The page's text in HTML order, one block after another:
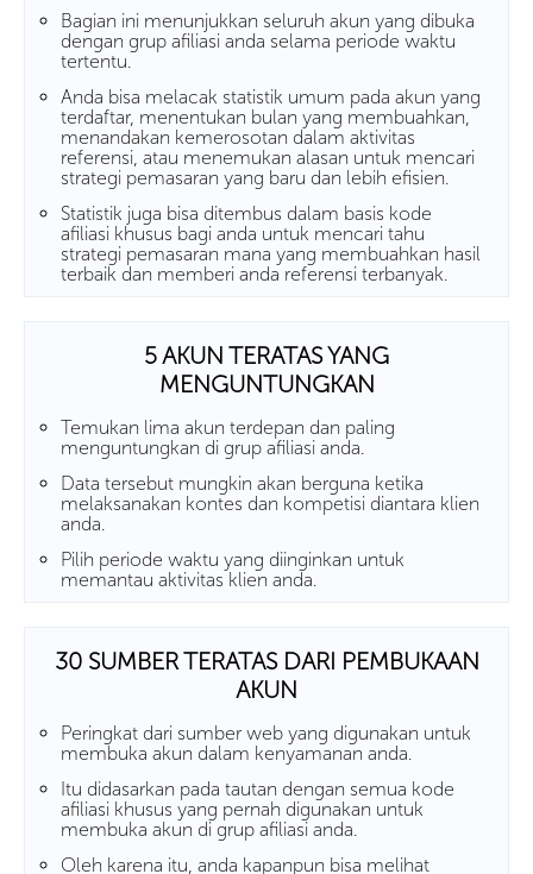
Bagian ini menunjukkan seluruh akun yang dibuka
dengan grup afiliasi anda selama periode waktu
tertentu.
Anda bisa melacak statistik umum pada akun yang
terdaftar, menentukan bulan yang membuahkan,
menandakan kemerosotan dalam aktivitas
referensi, atau menemukan alasan untuk mencari
strategi pemasaran yang baru dan lebih efisien.
Statistik juga bisa ditembus dalam basis kode
afiliasi khusus bagi anda untuk mencari tahu
strategi pemasaran mana yang membuahkan hasil
terbaik dan memberi anda referensi terbanyak.
5 AKUN TERATAS YANG
MENGUNTUNGKAN
Temukan lima akun terdepan dan paling
menguntungkan di grup afiliasi anda.
Data tersebut mungkin akan berguna ketika
melaksanakan kontes dan kompetisi diantara klien
anda.
Pilih periode waktu yang diinginkan untuk
memantau aktivitas klien anda.
30 SUMBER TERATAS DARI PEMBUKAAN
AKUN
Peringkat dari sumber web yang digunakan untuk
membuka akun dalam kenyamanan anda.
Itu didasarkan pada tautan dengan semua kode
afiliasi khusus yang pernah digunakan untuk
membuka akun di grup afiliasi anda.
Oleh karena itu, anda kapanpun bisa melihat